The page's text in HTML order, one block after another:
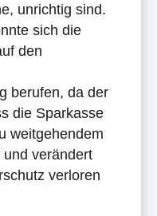
unrichtig sind.
sich die
den
berufen, da der
die Sparkasse
weitgehendem
verändert
verloren